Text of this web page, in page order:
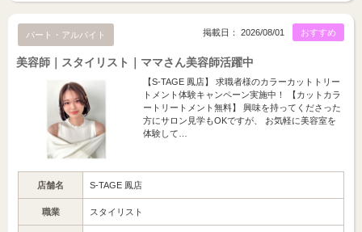
パート・アルバイト おすすめ
掲載日： 2026/08/01
美容師｜スタイリスト｜ママさん美容師活躍中
【S-TAGE 鳳店】 求職者様のカラーカットトリー
トメント体験キャンペーン実施中！ 【カットカラ
ートリートメント無料】 興味を持ってくださった
方にサロン見学もOKですが、 お気軽に美容室を
体験して…
店舗名 S-TAGE 鳳店
職業 スタイリスト